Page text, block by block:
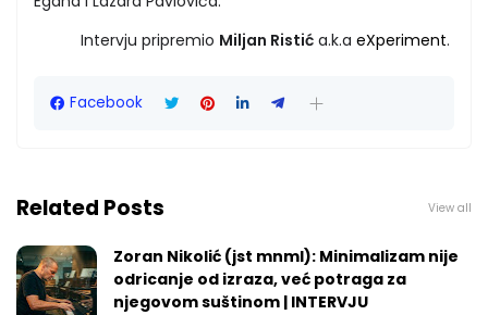
Intervju pripremio Miljan Ristić a.k.a eXperiment.
Facebook
Related Posts View all
Zoran Nikolić (jst mnml): Minimalizam nije
odricanje od izraza, već potraga za
njegovom suštinom | INTERVJU